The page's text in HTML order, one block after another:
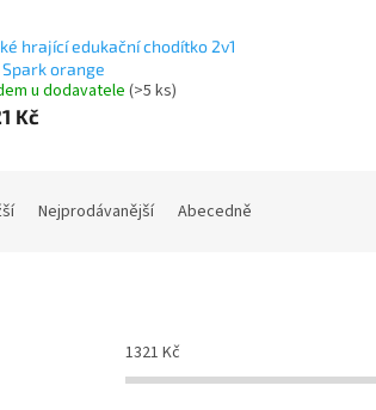
hrající edukační chodítko 2v1
Spark orange
u dodavatele(>5 ks)
Kč
Nejprodávanější Abecedně
1321 Kč